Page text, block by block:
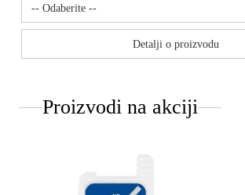
Detalji o proizvodu
Proizvodi na akciji